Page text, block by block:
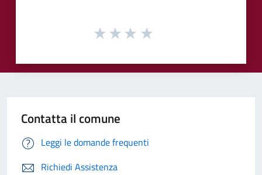
Contatta il comune
Leggi le domande frequenti
Richiedi Assistenza